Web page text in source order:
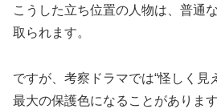
こうした立ち位置の人物は、普通
取られます。
ですが、考察ドラマでは“怪しく見
最大の保護色になることがあります